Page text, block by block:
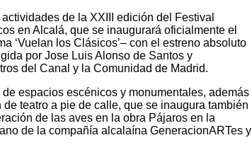
de la XXIII edición del Festival
en Alcalá, que se inaugurará oficialmente el
‘Vuelan los Clásicos’– con el estreno absoluto
por Jose Luis Alonso de Santos y
del Canal y la Comunidad de Madrid.
espacios escénicos y monumentales, además
teatro a pie de calle, que se inaugura también
de las aves en la obra Pájaros en la
de la compañía alcalaína GeneracionARTes y